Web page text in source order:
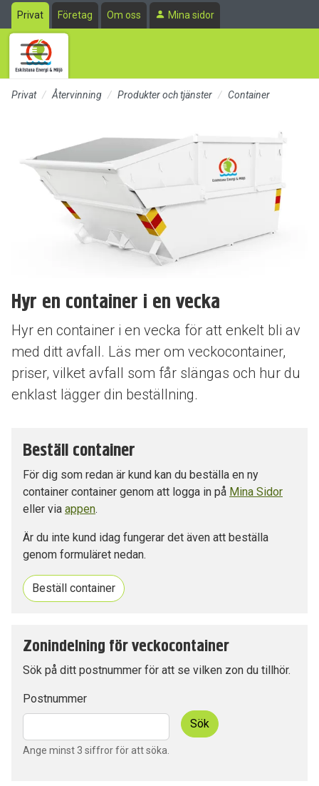
Till sidans huvudinnehåll
Privat Företag Om oss Mina sidor
Privat Återvinning Produkter och tjänster Container
Hyr en container i en vecka
Hyr en container i en vecka för att enkelt bli av
med ditt avfall. Läs mer om veckocontainer,
priser, vilket avfall som får slängas och hur du
enklast lägger din beställning.
Beställ container
För dig som redan är kund kan du beställa en ny
container container genom att logga in på Mina Sidor
eller via appen.
Är du inte kund idag fungerar det även att beställa
genom formuläret nedan.
Beställ container
Zonindelning för veckocontainer
Sök på ditt postnummer för att se vilken zon du tillhör.
Postnummer
Ange minst 3 siffror för att söka.
Sök